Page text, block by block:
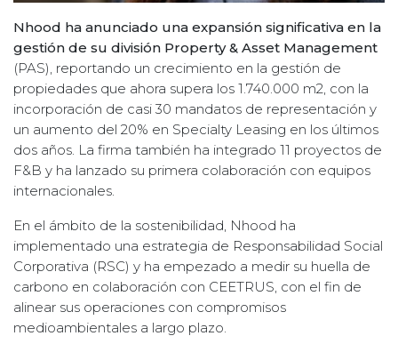
Nhood ha anunciado una expansión significativa en la
gestión de su división Property & Asset Management
(PAS), reportando un crecimiento en la gestión de
propiedades que ahora supera los 1.740.000 m2, con la
incorporación de casi 30 mandatos de representación y
un aumento del 20% en Specialty Leasing en los últimos
dos años. La firma también ha integrado 11 proyectos de
F&B y ha lanzado su primera colaboración con equipos
internacionales.
En el ámbito de la sostenibilidad, Nhood ha
implementado una estrategia de Responsabilidad Social
Corporativa (RSC) y ha empezado a medir su huella de
carbono en colaboración con CEETRUS, con el fin de
alinear sus operaciones con compromisos
medioambientales a largo plazo.